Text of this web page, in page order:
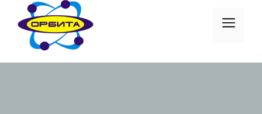
Перейти
содержимому
Меню